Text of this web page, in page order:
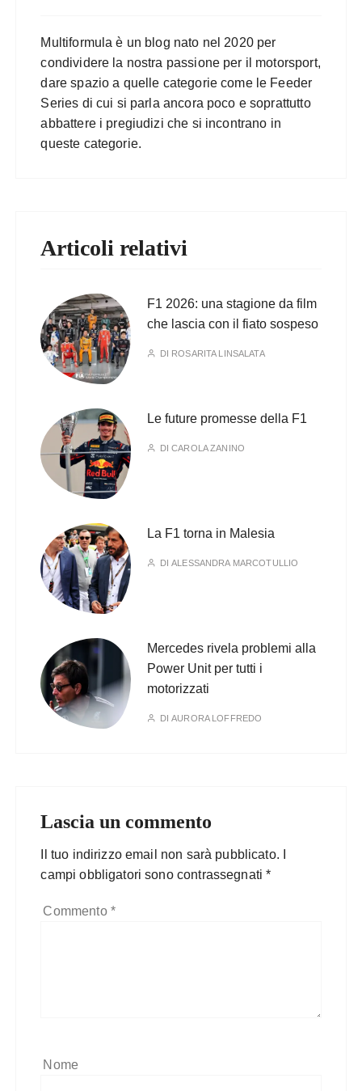
Multiformula è un blog nato nel 2020 per
condividere la nostra passione per il motorsport,
dare spazio a quelle categorie come le Feeder
Series di cui si parla ancora poco e soprattutto
abbattere i pregiudizi che si incontrano in
queste categorie.
Articoli relativi
F1 2026: una stagione da film
che lascia con il fiato sospeso
DI ROSARITA LINSALATA
Le future promesse della F1
DICAROLA ZANINO
La F1 torna in Malesia
DIALESSANDRA MARCOTULLIO
Mercedes rivela problemi alla
Power Unit per tutti i
motorizzati
DIAURORA LOFFREDO
Lascia un commento
Il tuo indirizzo email non sarà pubblicato.
campi obbligatori sono contrassegnati*
Commento *
Nome